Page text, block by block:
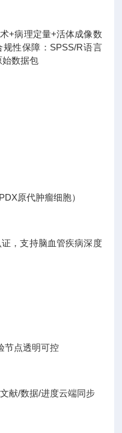
+病理定量+活体成像数
性保障：SPSS/R语言
始数据包
原代肿瘤细胞）
，支持脑血管疾病深度
节点透明可控
献/数据/进度云端同步